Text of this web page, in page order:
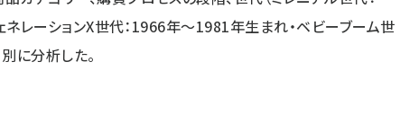
レーションX世代：1966年～1981年生まれ・ベビーブーム世
に分析した。